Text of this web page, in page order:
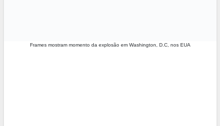
Frames mostram momento da explosão em Washington, D.C, nos EUA